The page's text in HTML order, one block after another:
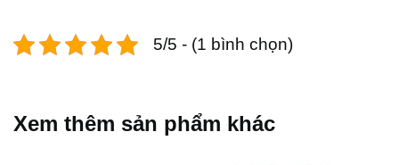
5/5 - (1 bình chọn)
Xem thêm sản phẩm khác